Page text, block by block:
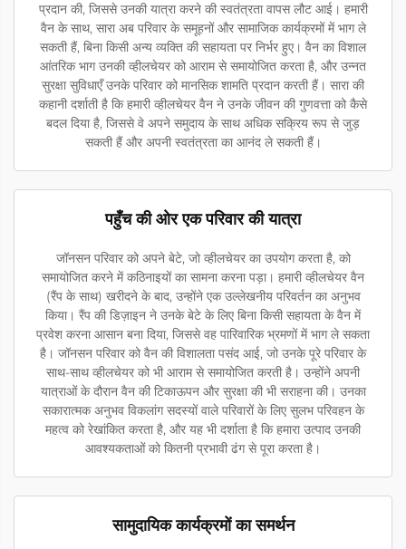
प्रदान की, जिससे उनकी यात्रा करने की स्वतंत्रता वापस लौट आई। हमारी
वैन के साथ, सारा अब परिवार के समूहनों और सामाजिक कार्यक्रमों में भाग ले
सकती हैं, बिना किसी अन्य व्यक्ति की सहायता पर निर्भर हुए। वैन का विशाल
आंतरिक भाग उनकी व्हीलचेयर को आराम से समायोजित करता है, और उन्नत
सुरक्षा सुविधाएँ उनके परिवार को मानसिक शामति प्रदान करती हैं। सारा की
कहानी दर्शाती है कि हमारी व्हीलचेयर वैन ने उनके जीवन की गुणवत्ता को कैसे
बदल दिया है, जिससे वे अपने समुदाय के साथ अधिक सक्रिय रूप से जुड़
सकती हैं और अपनी स्वतंत्रता का आनंद ले सकती हैं।
पहुँच की ओर एक परिवार की यात्रा
जॉनसन परिवार को अपने बेटे, जो व्हीलचेयर का उपयोग करता है, को
समायोजित करने में कठिनाइयों का सामना करना पड़ा। हमारी व्हीलचेयर वैन
(रैंप के साथ) खरीदने के बाद, उन्होंने एक उल्लेखनीय परिवर्तन का अनुभव
किया। रैंप की डिज़ाइन ने उनके बेटे के लिए बिना किसी सहायता के वैन में
प्रवेश करना आसान बना दिया, जिससे वह पारिवारिक भ्रमणों में भाग ले सकता
है। जॉनसन परिवार को वैन की विशालता पसंद आई, जो उनके पूरे परिवार के
साथ-साथ व्हीलचेयर को भी आराम से समायोजित करती है। उन्होंने अपनी
यात्राओं के दौरान वैन की टिकाऊपन और सुरक्षा की भी सराहना की। उनका
सकारात्मक अनुभव विकलांग सदस्यों वाले परिवारों के लिए सुलभ परिवहन के
महत्व को रेखांकित करता है, और यह भी दर्शाता है कि हमारा उत्पाद उनकी
आवश्यकताओं को कितनी प्रभावी ढंग से पूरा करता है।
सामुदायिक कार्यक्रमों का समर्थन